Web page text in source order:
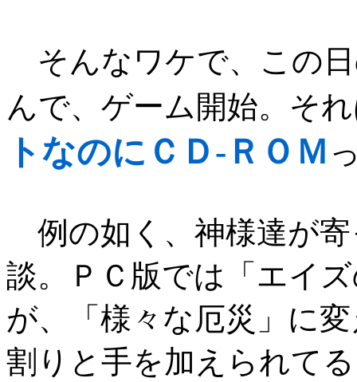
そんなワケで、この
んで、ゲーム開始。そ
トなのにＣＤ‐ＲＯＭ
例の如く、神様達が
談。ＰＣ版では「エイ
が、「様々な厄災」に
割りと手を加えられて